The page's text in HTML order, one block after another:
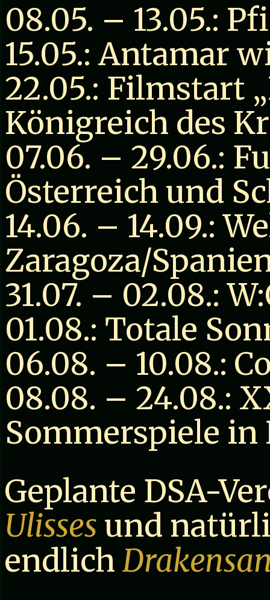
08.05. – 13.05.:
15.05.: Antamar
22.05.: Filmstart
Königreich des
07.06. – 29.06.:
Österreich und
14.06. – 14.09.:
Zaragoza/
31.07. – 02.08.:
01.08.: Totale
06.08. – 10.08.:
08.08. – 24.08.:
Sommerspiele
Geplante DSA-
Ulisses und
endlich